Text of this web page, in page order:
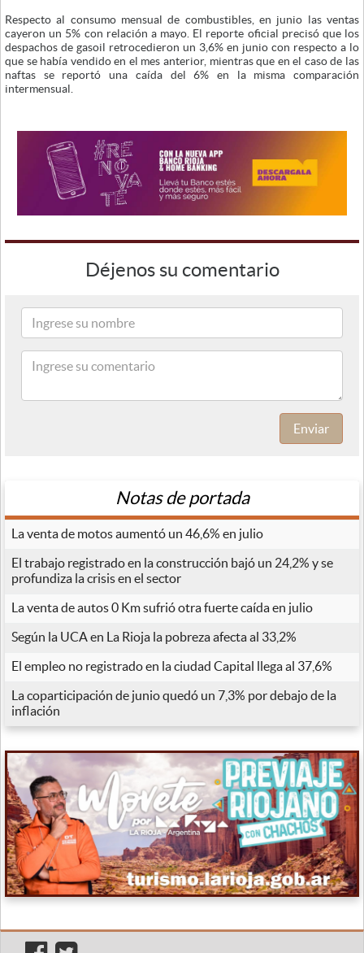
Respecto al consumo mensual de combustibles, en junio las ventas
cayeron un 5% con relación a mayo. El reporte oficial precisó que los
despachos de gasoil retrocedieron un 3,6% en junio con respecto a lo
que se había vendido en el mes anterior, mientras que en el caso de las
naftas se reportó una caída del 6% en la misma comparación
intermensual.
Déjenos su comentario
Enviar
Notas de portada
La venta de motos aumentó un 46,6% en julio
El trabajo registrado en la construcción bajó un 24,2% y se
profundiza la crisis en el sector
La venta de autos 0 Km sufrió otra fuerte caída en julio
Según la UCA en La Rioja la pobreza afecta al 33,2%
El empleo no registrado en la ciudad Capital llega al 37,6%
La coparticipación de junio quedó un 7,3% por debajo de la
inflación